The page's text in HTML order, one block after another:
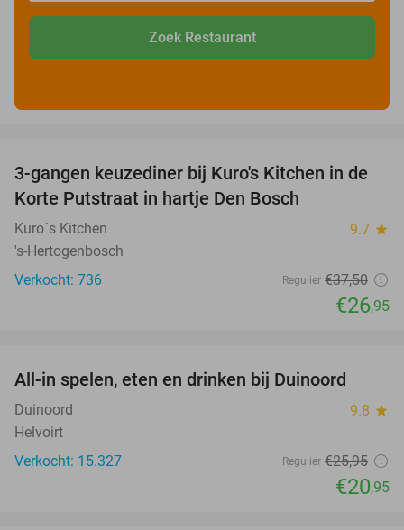
Zoek Restaurant
28%
3-gangen keuzediner bij Kuro's Kitchen in de
Korte Putstraat in hartje Den Bosch
Kuro´s Kitchen 9.7 star
's-Hertogenbosch
Verkocht: 736
Regulier €37,50
€26,95
All-in spelen, eten en drinken bij Duinoord
Duinoord 9.8 star
Helvoirt
Verkocht: 15.327
Regulier €25,95
€20,95